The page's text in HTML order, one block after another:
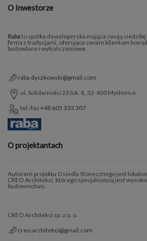
O Inwestorze
Rabato spółka deweloperska mająca swoją
firma z tradycjami, oferująca swoim klientom
budowlane i wykończeniowe.
raba.dyczkowski@gmail.com
ul. Solidarności 23 lok. 8, 32-400 Myślenice
tel./fax+48 605 333 307
O projektantach
Autorem projektu Osiedla Słonecznego jest
CREO Architekci, którego specjalnością jest
budownictwo.
CREO Architekci sp. z o. o.
creo.architekci@gmail.com